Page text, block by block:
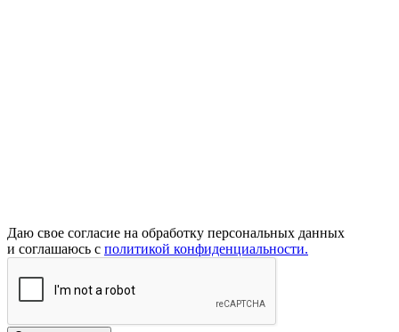
Даю свое согласие на обработку персональных данных
и соглашаюсь с политикой конфиденциальности.